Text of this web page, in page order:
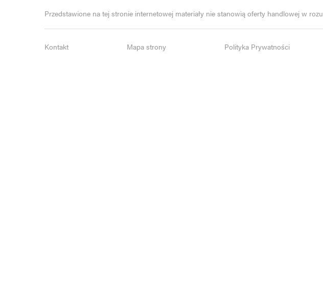
Przedstawione na tej stronie internetowej materiały nie stanowią oferty handlowej w
Kontakt Mapa strony Polityka Prywatności